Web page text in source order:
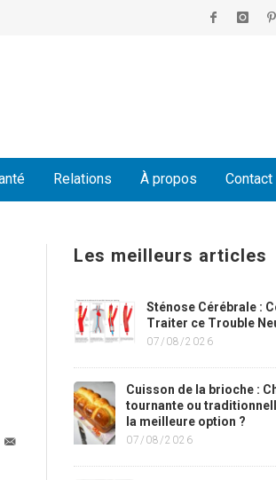
Relations À propos Contact
Les meilleurs articles
Sténose Cérébrale :
Traiter ce Trouble
07/08/2026
Cuisson de la brioche :
tournante ou
la meilleure option ?
07/08/2026